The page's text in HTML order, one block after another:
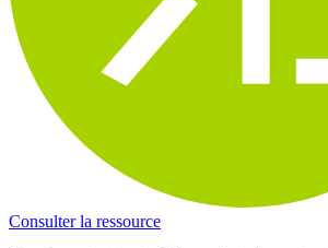
Consulter la ressource